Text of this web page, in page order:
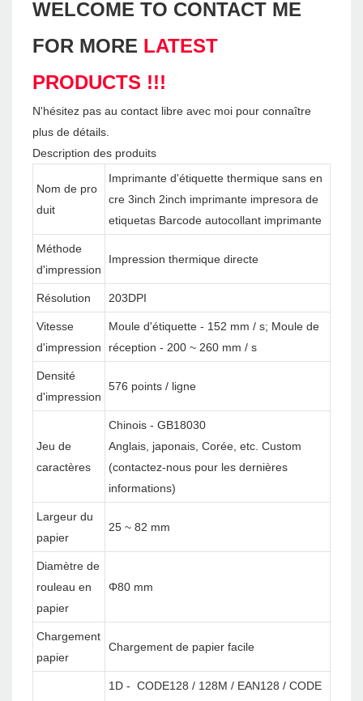
WELCOME TO CONTACT ME
FOR MORE LATEST
PRODUCTS !!!
N'hésitez pas au contact libre avec moi pour connaître
plus de détails.
Description des produits
Nom de pro
duit
Imprimante d'étiquette thermique sans en
cre 3inch 2inch imprimante impresora de
etiquetas Barcode autocollant imprimante
Méthode
d'impression
Impression thermique directe
Résolution 203DPI
Vitesse
d'impression
Moule d'étiquette - 152 mm / s; Moule de
réception - 200 ~ 260 mm / s
Densité
d'impression
576 points / ligne
Jeu de
caractères
Chinois - GB18030
Anglais, japonais, Corée, etc. Custom
(contactez-nous pour les dernières
informations)
Largeur du
papier
25 ~ 82 mm
Diamètre de
rouleau en
papier
Φ80 mm
Chargement
papier
Chargement de papier facile
1D - CODE128 / 128M / EAN128 / CODE